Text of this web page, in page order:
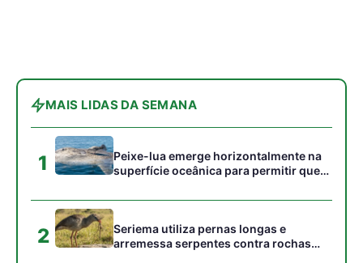
MAIS LIDAS DA SEMANA
1
Peixe-lua emerge horizontalmente na
superfície oceânica para permitir que
acumulados em sua pele
2
Seriema utiliza pernas longas e
arremessa serpentes contra rochas